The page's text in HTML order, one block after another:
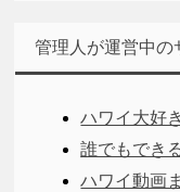
管理人が運営中の
ハワイ大好
誰でもでき
ハワイ動画